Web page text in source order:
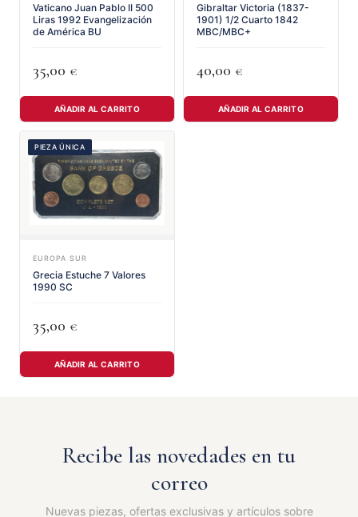
Vaticano Juan Pablo II 500
Liras 1992 Evangelización
de América BU
35,00 €
AÑADIR AL CARRITO
Gibraltar Victoria (1837-
1901) 1/2 Cuarto 1842
MBC/MBC+
40,00 €
AÑADIR AL CARRITO
PIEZA ÚNICA
EUROPA SUR
Grecia Estuche 7 Valores
1990 SC
35,00 €
AÑADIR AL CARRITO
Recibe las novedades en tu
correo
Nuevas piezas, ofertas exclusivas y artículos sobre